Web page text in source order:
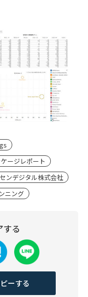
ージレポート
ンデジタル株式会社
ニング
する
ーする